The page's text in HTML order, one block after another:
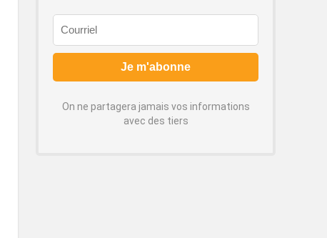
On ne partagera jamais vos informations
avec des tiers